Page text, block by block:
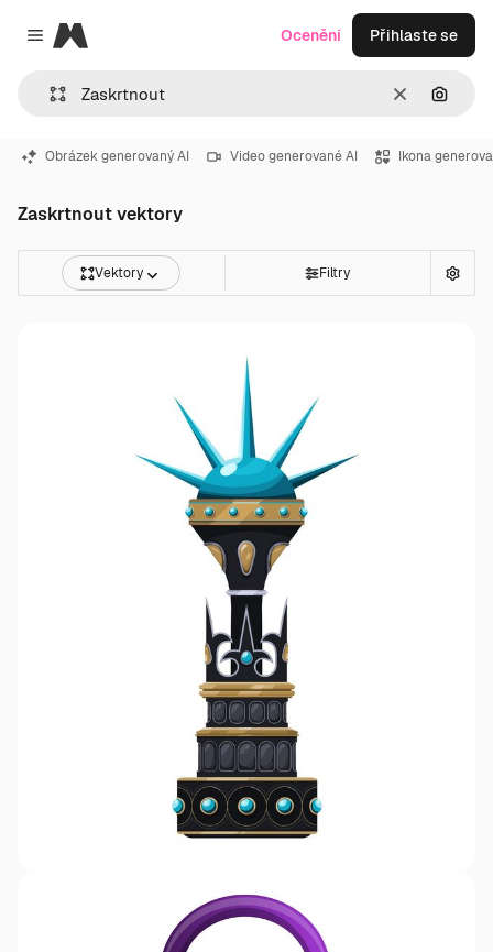
Close menu
Magnific
ZrušitHledat
Ocenění Přihlaste se
Obrázek generovaný AI Video generované AI Ikona
Zaskrtnout vektory
Vektory Filtry